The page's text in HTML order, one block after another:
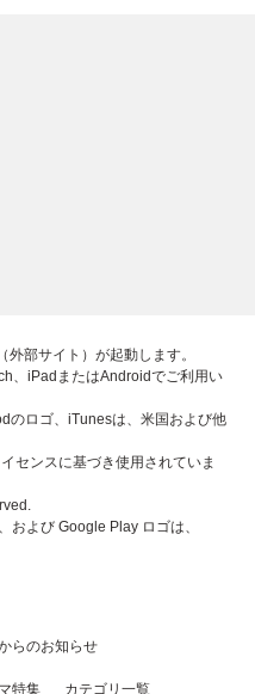
部サイト）が起動します。
、iPadまたはAndroidでご利用い
のロゴ、iTunesは、米国および他
センスに基づき使用されていま
および Google Play ロゴは、
らのお知らせ
特集 カテゴリ一覧